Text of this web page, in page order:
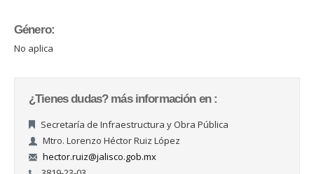
Género:
No aplica
¿Tienes dudas? más información en :
Secretaría de Infraestructura y Obra Pública
Mtro. Lorenzo Héctor Ruiz López
hector.ruiz@jalisco.gob.mx